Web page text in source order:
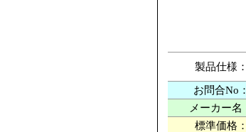
製品仕様：
お問合No：
メーカー名
標準価格：